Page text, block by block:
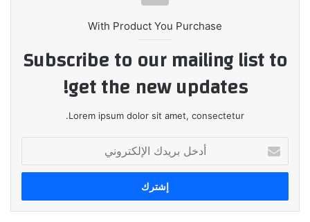
With Product You Purchase
Subscribe to our mailing list to
get the new updates!
Lorem ipsum dolor sit amet, consectetur.
بريدك
الإلكتروني